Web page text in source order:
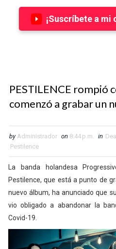
¡Suscríbete a mi
PESTILENCE rompió
comenzó a grabar un
by Administrador on 8:44 p.m. in
Pestilence
La banda holandesa
Pestilence, que está a punto de
nuevo álbum, ha anunciado que
vio obligado a abandonar la
Covid-19.